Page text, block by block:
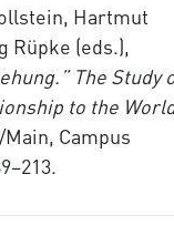
Hartmut
Rüpke (eds.),
The Study
to the
Campus